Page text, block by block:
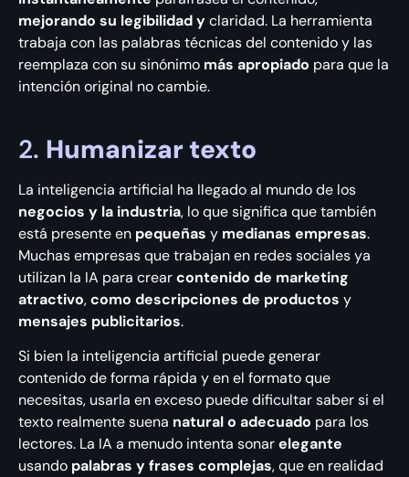
mejorando su legibilidad yclaridad. La herramienta
trabaja con las palabras técnicas del contenido y las
reemplaza con su sinónimo más apropiado para que la
intención original no cambie.
2. Humanizar texto
La inteligencia artificial ha llegado al mundo de los
negocios y la industria, lo que significa que también
está presente en pequeñas y medianas empresas.
Muchas empresas que trabajan en redes sociales ya
utilizan la IA para crearcontenido de marketing
atractivo,como descripciones de productos y
mensajes publicitarios.
Si bien la inteligencia artificial puede generar
contenido de forma rápida y en el formato que
necesitas, usarla en exceso puede dificultar saber si el
texto realmente suena natural o adecuado para los
lectores. La IA a menudo intenta sonarelegante
usando palabras y frases complejas, que en realidad